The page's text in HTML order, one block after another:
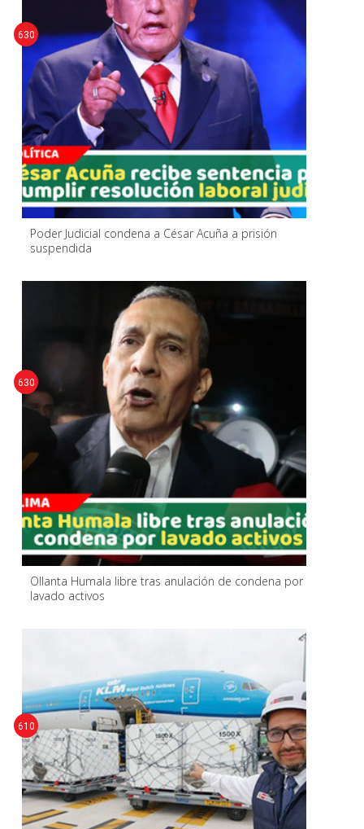
Poder Judicial condena a César Acuña a prisión
suspendida
630
Ollanta Humala libre tras anulación de condena por
lavado activos
630
610